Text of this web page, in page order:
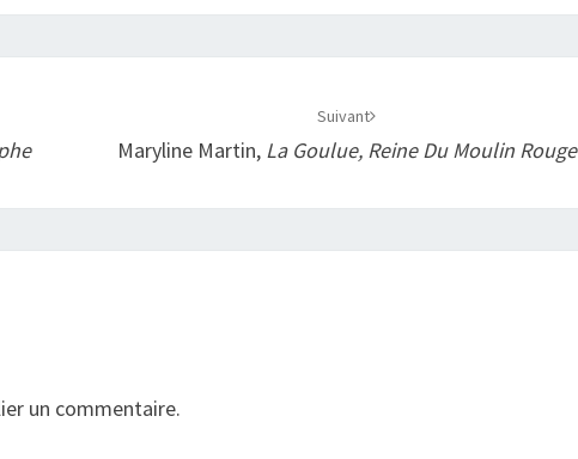
Suivant
Maryline Martin, La Goulue, Reine Du Moulin Rouge
un commentaire.